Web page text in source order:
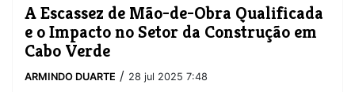
A Escassez de Mão-de-Obra Qualificada
e o Impacto no Setor da Construção em
Cabo Verde
ARMINDO DUARTE / 28 jul 2025 7:48